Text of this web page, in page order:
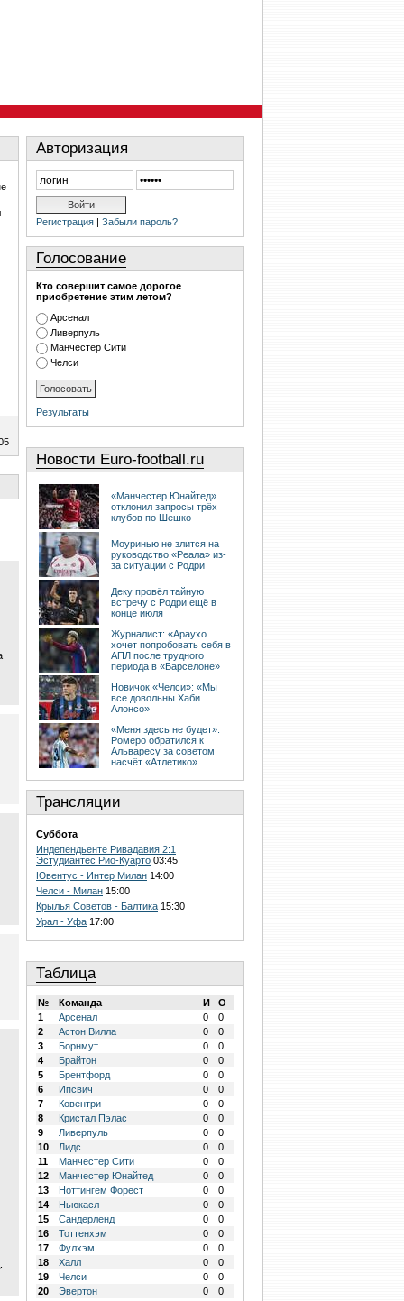
Авторизация
Регистрация | Забыли пароль?
Голосование
Кто совершит самое дорогое
приобретение этим летом?
Арсенал
Ливерпуль
Манчестер Сити
Челси
Результаты
Новости Euro-football.ru
«Манчестер Юнайтед»
отклонил запросы трёх
клубов по Шешко
Моуринью не злится на
руководство «Реала» из-
за ситуации с Родри
Деку провёл тайную
встречу с Родри ещё в
конце июля
Журналист: «Араухо
хочет попробовать себя в
АПЛ после трудного
периода в «Барселоне»
Новичок «Челси»: «Мы
все довольны Хаби
Алонсо»
«Меня здесь не будет»:
Ромеро обратился к
Альваресу за советом
насчёт «Атлетико»
Трансляции
Суббота
Индепендьенте Ривадавия 2:1
Эстудиантес Рио-Куарто 03:45
Ювентус - Интер Милан 14:00
Челси - Милан 15:00
Крылья Советов - Балтика 15:30
Урал - Уфа 17:00
Таблица
№ Команда И
О
1
Арсенал 0
0
2
Астон Вилла 0
0
3
Борнмут 0
0
4
Брайтон 0
0
5
Брентфорд 0
0
6
Ипсвич 0
0
7
Ковентри 0
0
8
Кристал Пэлас 0
0
9
Ливерпуль 0
0
10
Лидс 0
0
11
Манчестер Сити 0
0
12
Манчестер Юнайтед 0
0
13
Ноттингем Форест 0
0
14
Ньюкасл 0
0
15
Сандерленд 0
0
16
Тоттенхэм 0
0
17
Фулхэм 0
0
18
Халл 0
0
19
Челси 0
0
20
Эвертон 0 0